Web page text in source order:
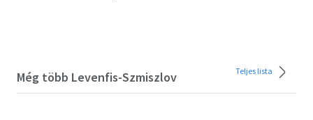
Még több Levenfis-Szmiszlov Teljes lista